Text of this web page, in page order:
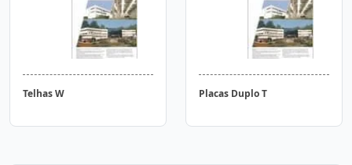
Telhas W Placas Duplo T